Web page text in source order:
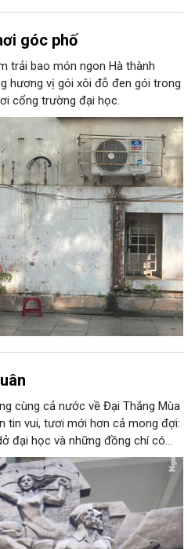
góc phố
trải bao món ngon Hà thành
hương vị gói xôi đỗ đen gói trong
cổng trường đại học.
cùng cả nước về Đại Thắng Mùa
tin vui, tươi mới hơn cả mong đợi:
đại học và những đồng chí có
xuất ngũ về trường học tiếp”.